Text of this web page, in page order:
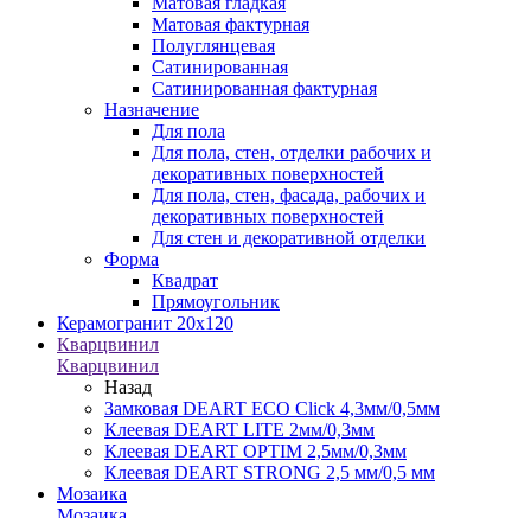
Матовая фактурная
Полуглянцевая
Сатинированная
Сатинированная фактурная
Назначение
Для пола
Для пола, стен, отделки рабочих и
декоративных поверхностей
Для пола, стен, фасада, рабочих и
декоративных поверхностей
Для стен и декоративной отделки
Форма
Квадрат
Прямоугольник
Керамогранит 20х120
Кварцвинил
Кварцвинил
Назад
Замковая DEART ECO Click 4,3мм/0,5мм
Клеевая DEART LITE 2мм/0,3мм
Клеевая DEART OPTIM 2,5мм/0,3мм
Клеевая DEART STRONG 2,5 мм/0,5 мм
Мозаика